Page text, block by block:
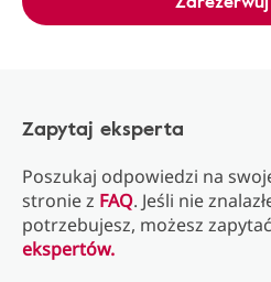
Zapytaj eksperta
Poszukaj odpowiedzi na
stronie z FAQ. Jeśli nie
potrzebujesz, możesz
ekspertów.